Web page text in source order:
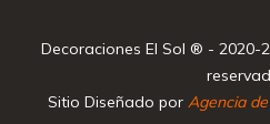
Decoraciones El Sol ® - 2020-
Sitio Diseñado por Agencia